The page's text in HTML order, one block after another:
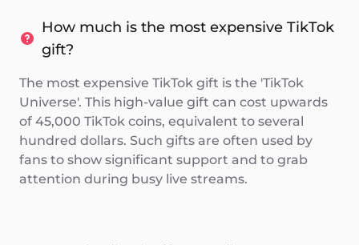
How much is the most expensive TikTok
gift?
The most expensive TikTok gift is the 'TikTok
Universe'. This high-value gift can cost upwards
of 45,000 TikTok coins, equivalent to several
hundred dollars. Such gifts are often used by
fans to show significant support and to grab
attention during busy live streams.